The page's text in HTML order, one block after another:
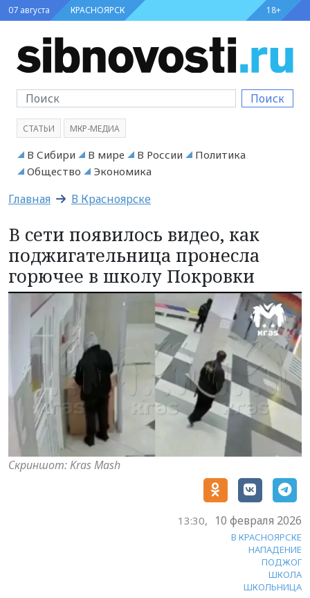
07 августа КРАСНОЯРСК 18+
Поиск
СТАТЬИ МКР-МЕДИА
В Сибири В мире В России
Политика
Общество
Экономика
Главная В Красноярске
В сети появилось видео, как
поджигательница пронесла
горючее в школу Покровки
Скриншот: Kras Mash
13:30, 10 февраля 2026
В КРАСНОЯРСКЕ
НАПАДЕНИЕ
ПОДЖОГ
ШКОЛА
ШКОЛЬНИЦА